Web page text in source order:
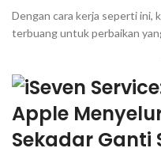
Dengan cara kerja seperti ini,
terbuang untuk perbaikan